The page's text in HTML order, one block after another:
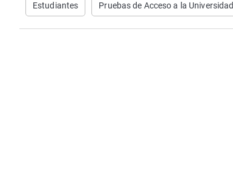
Estudiantes Pruebas de Acceso a la Universidad